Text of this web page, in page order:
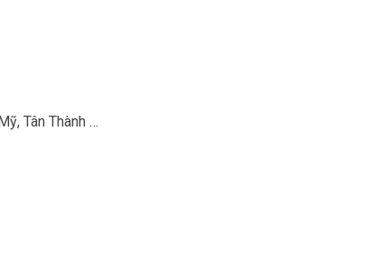
Tân Thành …